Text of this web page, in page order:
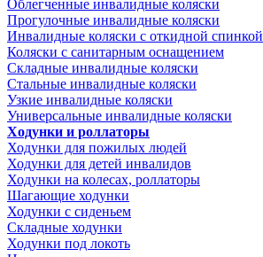
Облегченные инвалидные коляски
Прогулочные инвалидные коляски
Инвалидные коляски с откидной спинкой
Коляски с санитарным оснащением
Складные инвалидные коляски
Стальные инвалидные коляски
Узкие инвалидные коляски
Универсальные инвалидные коляски
Ходунки и роллаторы
Ходунки для пожилых людей
Ходунки для детей инвалидов
Ходунки на колесах, роллаторы
Шагающие ходунки
Ходунки с сиденьем
Складные ходунки
Ходунки под локоть